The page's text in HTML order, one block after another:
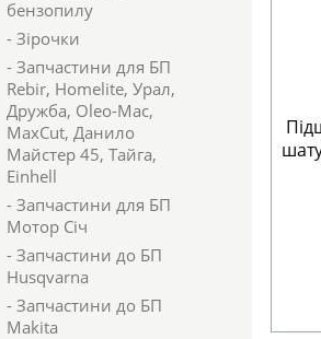
бензопилу
- Зірочки
- Запчастини для БП
Rebir, Homelite, Урал,
Дружба, Oleo-Mac,
MaxCut, Данило
Майстер 45, Тайга,
Einhell
- Запчастини для БП
Мотор Січ
- Запчастини до БП
Husqvarna
- Запчастини до БП
Makita